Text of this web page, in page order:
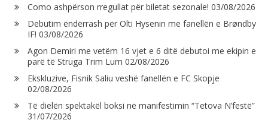
Como ashpërson rregullat për biletat sezonale! 03/08/2026
Debutim ëndërrash për Olti Hysenin me fanellën e Brøndby
IF! 03/08/2026
Agon Demiri me vetëm 16 vjet e 6 ditë debutoi me ekipin e
parë të Struga Trim Lum 02/08/2026
Ekskluzive, Fisnik Saliu veshë fanellën e FC Skopje
02/08/2026
Të dielën spektakël boksi në manifestimin “Tetova N’festë”
31/07/2026